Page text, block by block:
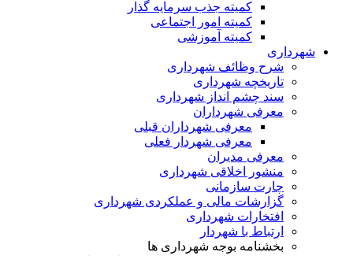
کمیته جذب سرمایه گذار
کمیته امور اجتماعی
کمیته آموزشی
شهرداری
شرح وظائف شهرداری
تاریخچه شهرداری
سند چشم انداز شهرداری
معرفی شهرداران
معرفی شهرداران قبلی
معرفی شهردار فعلی
معرفی مدیران
منشور اخلاقی شهرداری
چارت سازمانی
گزارشات مالی و عملکردی شهرداری
افتخارات شهرداری
ارتباط با شهردار
بخشنامه بوجه شهرداری ها